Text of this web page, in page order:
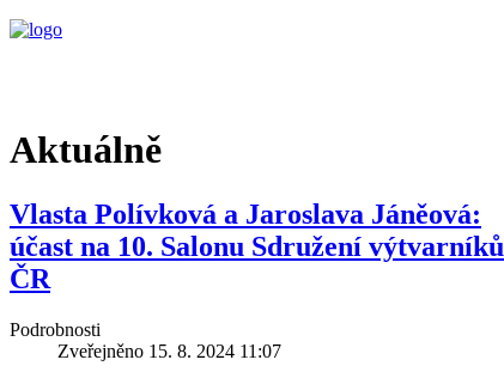
Aktuálně
Vlasta Polívková a Jaroslava Jáněová:
účast na 10. Salonu Sdružení výtvarníků
ČR
Podrobnosti
Zveřejněno 15. 8. 2024 11:07